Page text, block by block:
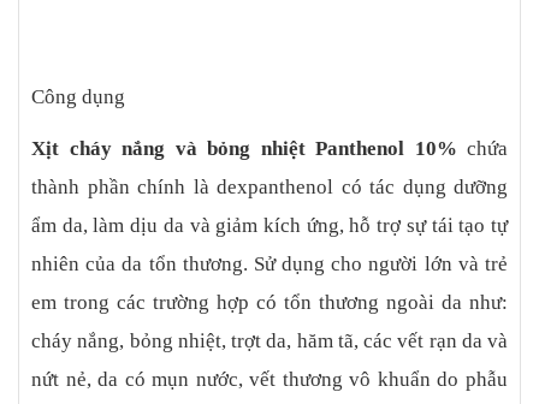
Công dụng
Xịt cháy nắng và bỏng nhiệt Panthenol 10% chứa
thành phần chính là dexpanthenol có tác dụng dưỡng
ẩm da, làm dịu da và giảm kích ứng, hỗ trợ sự tái tạo tự
nhiên của da tổn thương. Sử dụng cho người lớn và trẻ
em trong các trường hợp có tổn thương ngoài da như:
cháy nắng, bỏng nhiệt, trợt da, hăm tã, các vết rạn da và
nứt nẻ, da có mụn nước, vết thương vô khuẩn do phẫu